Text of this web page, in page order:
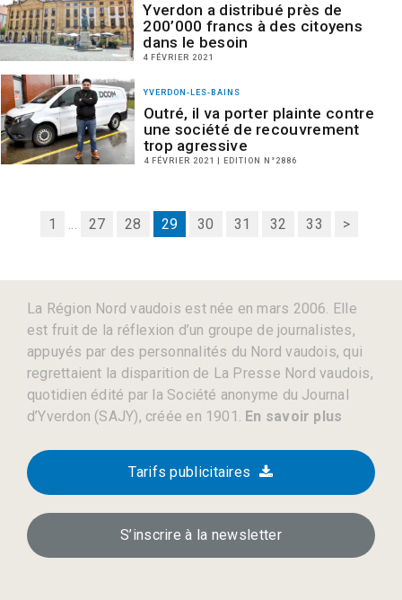
Yverdon a distribué près de
200’000 francs à des citoyens
dans le besoin
4 FÉVRIER 2021
YVERDON-LES-BAINS
Outré, il va porter plainte contre
une société de recouvrement
trop agressive
4 FÉVRIER 2021 | EDITION N°2886
1 ... 27 28 29 30 31 32 33 >
La Région Nord vaudois est née en mars 2006. Elle
est fruit de la réflexion d’un groupe de journalistes,
appuyés par des personnalités du Nord vaudois, qui
regrettaient la disparition de La Presse Nord vaudois,
quotidien édité par la Société anonyme du Journal
d’Yverdon (SAJY), créée en 1901. En savoir plus
Tarifs publicitaires
S’inscrire à la newsletter